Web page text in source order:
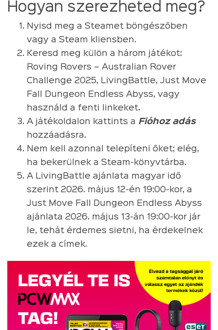
Hogyan szerezheted meg?
Nyisd meg a Steamet böngészőben
vagy a Steam kliensben.
Keresd meg külön a három játékot:
Roving Rovers – Australian Rover
Challenge 2025, LivingBattle, Just Move
Fall Dungeon Endless Abyss, vagy
használd a fenti linkeket.
A játékoldalon kattints a Fióhoz adás
hozzáadásra.
Nem kell azonnal telepíteni őket; elég,
ha bekerülnek a Steam-könyvtárba.
A LivingBattle ajánlata magyar idő
szerint 2026. május 12-én 19:00-kor, a
Just Move Fall Dungeon Endless Abyss
ajánlata 2026. május 13-án 19:00-kor jár
le, tehát érdemes sietni, ha érdekelnek
ezek a címek.